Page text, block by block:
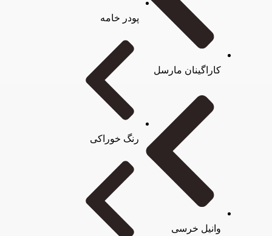
کاراگینان مارسل
وانیل خرسی
پودر خامه
رنگ خوراکی